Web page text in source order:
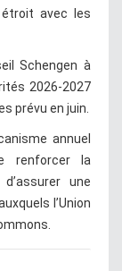
avec les
Schengen à
2026-2027
prévu en juin.
annuel
renforcer la
une
l’Union